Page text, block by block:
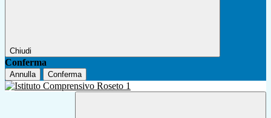
Chiudi
Conferma
Annulla Conferma